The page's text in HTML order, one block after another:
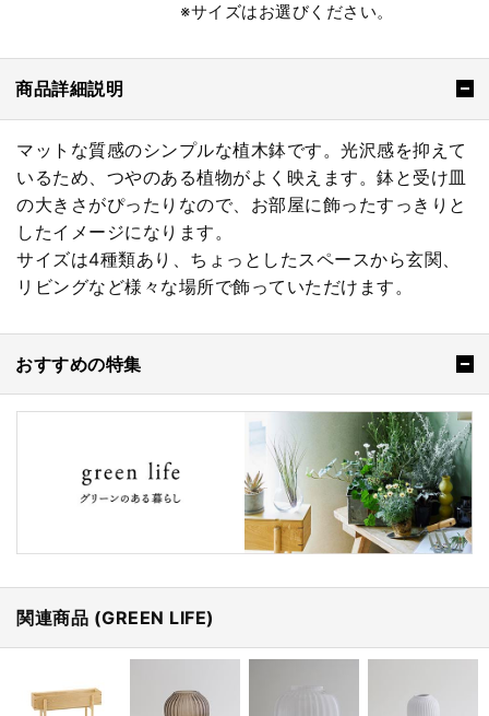
※サイズはお選びください。
商品詳細説明
マットな質感のシンプルな植木鉢です。光沢感を抑えて
いるため、つやのある植物がよく映えます。鉢と受け皿
の大きさがぴったりなので、お部屋に飾ったすっきりと
したイメージになります。
サイズは4種類あり、ちょっとしたスペースから玄関、
リビングなど様々な場所で飾っていただけます。
おすすめの特集
関連商品 (GREEN LIFE)